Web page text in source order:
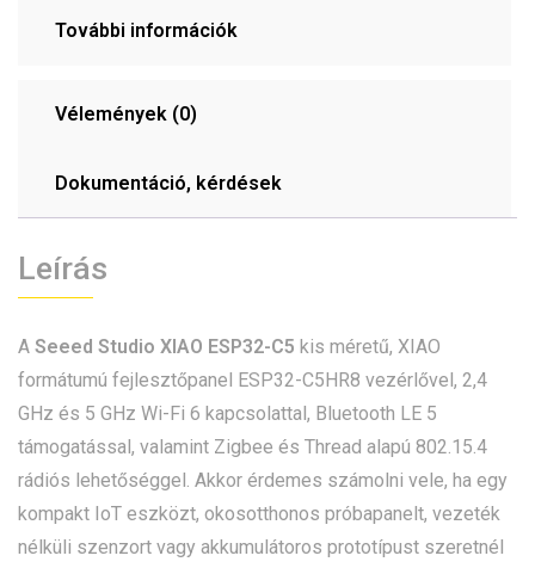
További információk
Vélemények (0)
Dokumentáció, kérdések
Leírás
A Seeed Studio XIAO ESP32-C5 kis méretű, XIAO
formátumú fejlesztőpanel ESP32-C5HR8 vezérlővel, 2,4
GHz és 5 GHz Wi-Fi 6 kapcsolattal, Bluetooth LE 5
támogatással, valamint Zigbee és Thread alapú 802.15.4
rádiós lehetőséggel. Akkor érdemes számolni vele, ha egy
kompakt IoT eszközt, okosotthonos próbapanelt, vezeték
nélküli szenzort vagy akkumulátoros prototípust szeretnél